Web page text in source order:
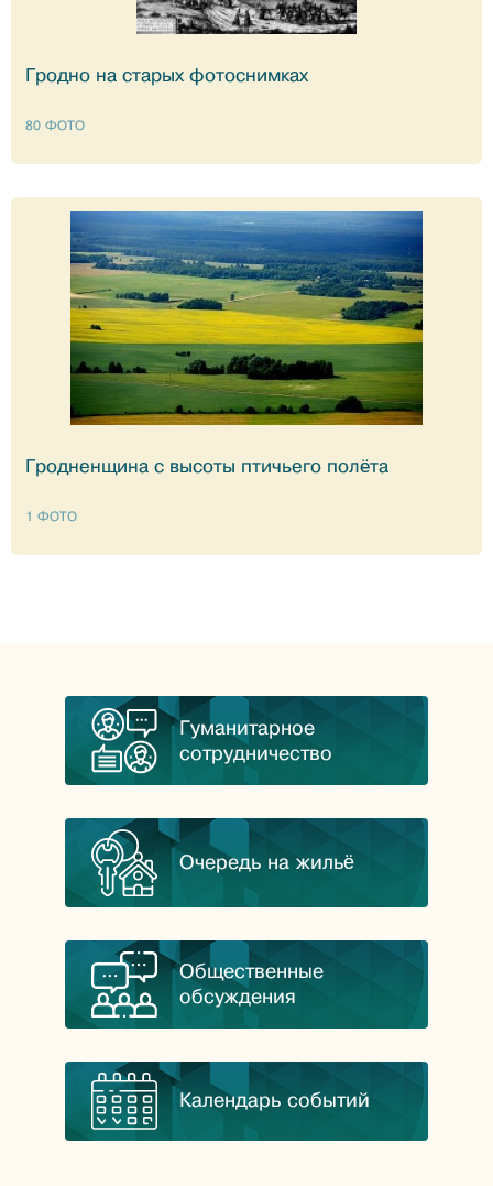
Гродно на старых фотоснимках
80 ФОТО
Гродненщина с высоты птичьего полёта
1 ФОТО
Гуманитарное
сотрудничество
Очередь на жильё
Общественные
обсуждения
Календарь событий